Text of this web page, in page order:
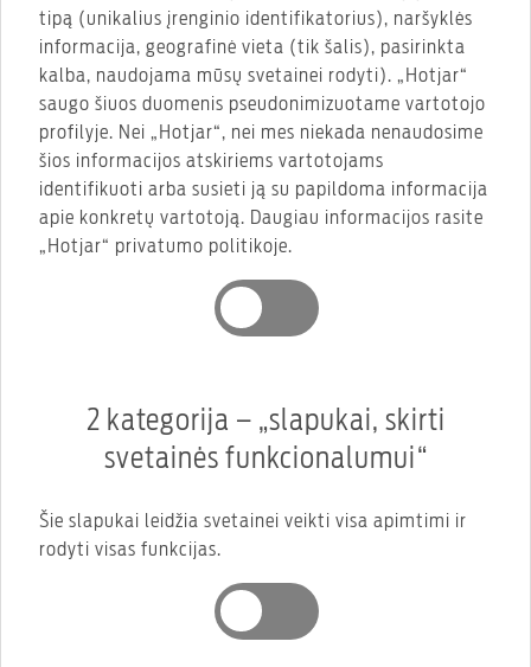
tipą (unikalius įrenginio identifikatorius), naršyklės
informacija, geografinė vieta (tik šalis), pasirinkta
kalba, naudojama mūsų svetainei rodyti). „Hotjar“
saugo šiuos duomenis pseudonimizuotame vartotojo
profilyje. Nei „Hotjar“, nei mes niekada nenaudosime
šios informacijos atskiriems vartotojams
identifikuoti arba susieti ją su papildoma informacija
apie konkretų vartotoją. Daugiau informacijos rasite
„Hotjar“ privatumo politikoje.
2 kategorija – „slapukai, skirti
svetainės funkcionalumui“
Šie slapukai leidžia svetainei veikti visa apimtimi ir
rodyti visas funkcijas.